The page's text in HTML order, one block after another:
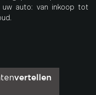
auto: van inkoop tot